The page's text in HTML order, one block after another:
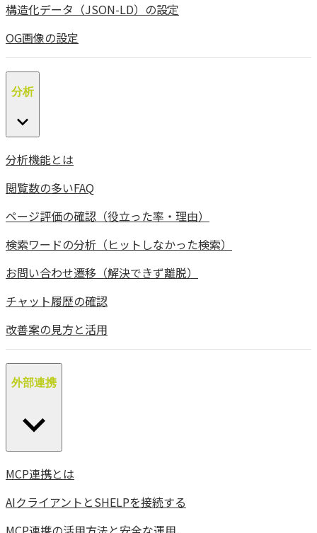
構造化データ（JSON-LD）の設定
OG画像の設定
分析
分析機能とは
閲覧数の多いFAQ
ページ評価の確認（役立った率・理由）
検索ワードの分析（ヒットしなかった検索）
お問い合わせ遷移（解決できず離脱）
チャット履歴の確認
改善案の見方と活用
外部連携
MCP連携とは
AIクライアントとSHELPを接続する